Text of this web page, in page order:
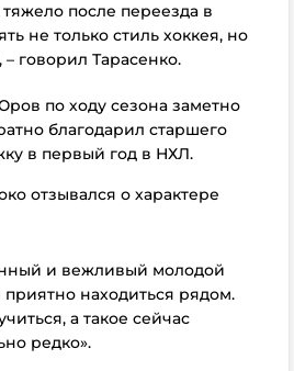
после переезда в
не только стиль хоккея, но
говорил Тарасенко.
по ходу сезона заметно
благодарил старшего
в первый год в НХЛ.
отзывался о характере
и вежливый молодой
находиться рядом.
а такое сейчас
редко».